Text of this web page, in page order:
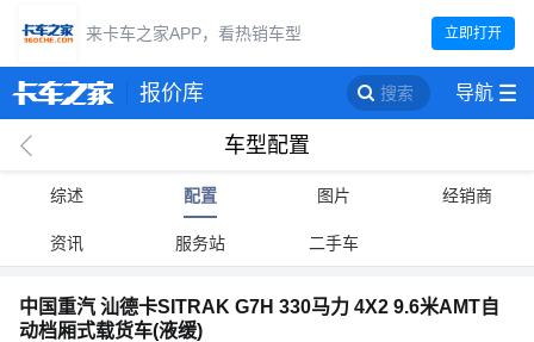
报价库 搜索 导航
来卡车之家APP，看热销车型 立即打开
回 车型配置
综述 配置 图片 经销商
资讯 服务站 二手车
中国重汽 汕德卡SITRAK G7H 330马力 4X2 9.6米AMT自
动档厢式载货车(液缓)